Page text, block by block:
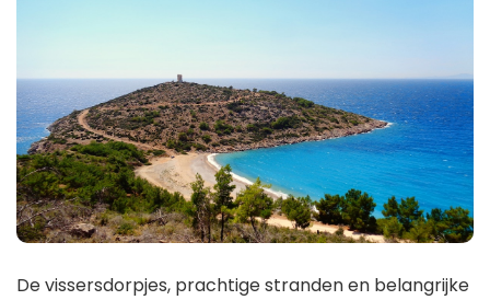
De vissersdorpjes, prachtige stranden en belangrijke